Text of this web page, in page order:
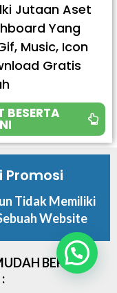
Jutaan Aset
Yang
Music, Icon
Gratis
BESERTA
Tidak Memiliki
Website
BERIKUT